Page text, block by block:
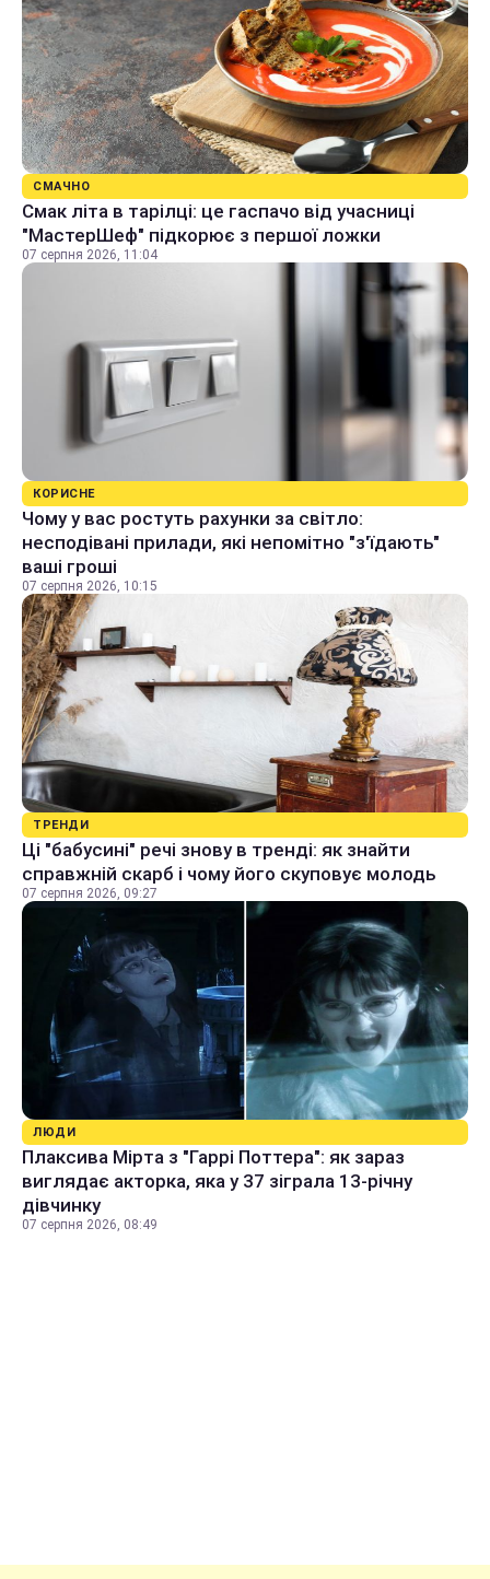
СМАЧНО
Смак літа в тарілці: це гаспачо від учасниці
"МастерШеф" підкорює з першої ложки
07 серпня 2026, 11:04
КОРИСНЕ
Чому у вас ростуть рахунки за світло:
несподівані прилади, які непомітно "з'їдають"
ваші гроші
07 серпня 2026, 10:15
ТРЕНДИ
Ці "бабусині" речі знову в тренді: як знайти
справжній скарб і чому його скуповує молодь
07 серпня 2026, 09:27
ЛЮДИ
Плаксива Мірта з "Гаррі Поттера": як зараз
виглядає акторка, яка у 37 зіграла 13-річну
дівчинку
07 серпня 2026, 08:49